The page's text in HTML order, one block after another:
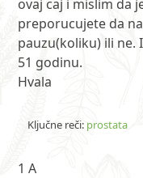
ovaj caj i mislim da
preporucujete da
pauzu(koliku) ili ne.
51 godinu.
Hvala
Ključne reči: prostata
1 A